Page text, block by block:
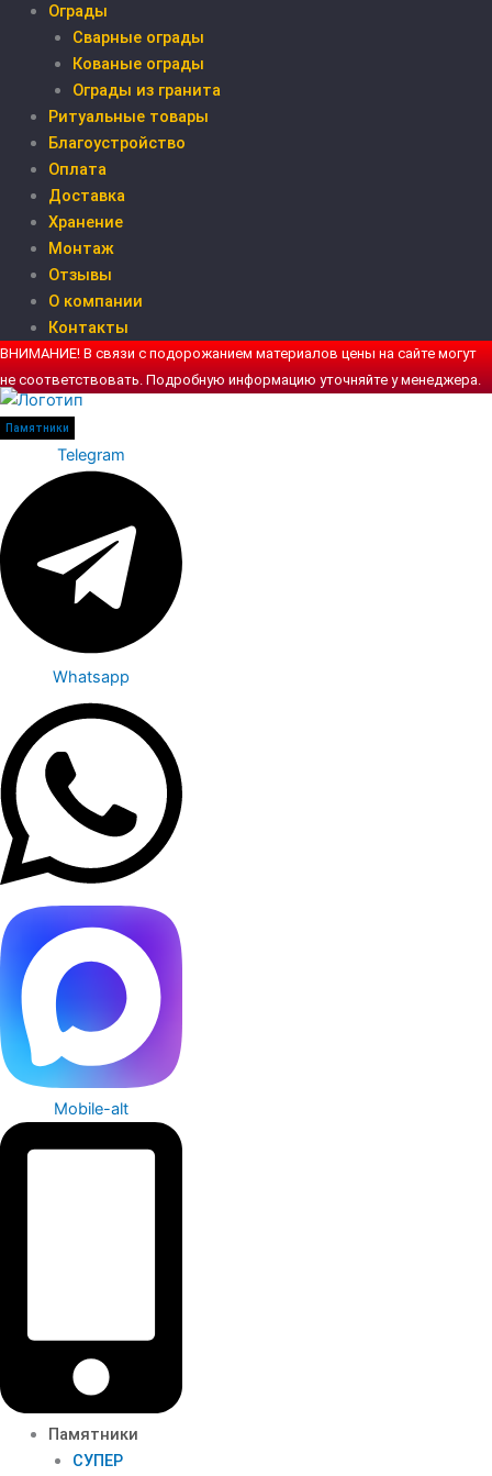
Ограды
Сварные ограды
Кованые ограды
Ограды из гранита
Ритуальные товары
Благоустройство
Оплата
Доставка
Хранение
Монтаж
Отзывы
О компании
Контакты
ВНИМАНИЕ! В связи с подорожанием материалов цены на сайте могут
не соответствовать. Подробную информацию уточняйте у менеджера.
Памятники
Telegram
Whatsapp
Mobile-alt
Памятники
СУПЕР